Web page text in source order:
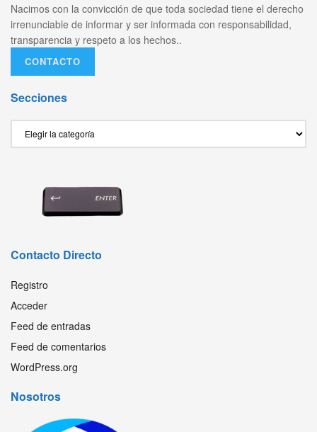
Nacimos con la convicción de que toda sociedad tiene el derecho
irrenunciable de informar y ser informada con responsabilidad,
transparencia y respeto a los hechos..
CONTACTO
Secciones
Contacto Directo
Registro
Acceder
Feed de entradas
Feed de comentarios
WordPress.org
Nosotros